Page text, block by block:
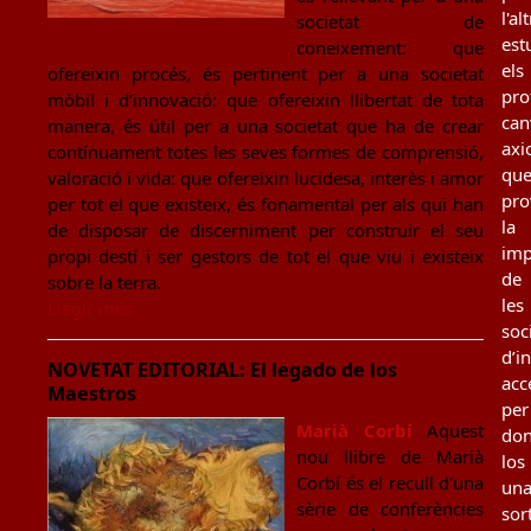
societat de
coneixement: que
ofereixin procés, és pertinent per a una societat
mòbil i d’innovació: que ofereixin llibertat de tota
manera, és útil per a una societat que ha de crear
contínuament totes les seves formes de comprensió,
valoració i vida: que ofereixin lucidesa, interès i amor
per tot el que existeix, és fonamental per als qui han
de disposar de discerniment per construir el seu
propi destí i ser gestors de tot el que viu i existeix
sobre la terra.
NOVETAT EDITORIAL: El legado de los
Maestros
Marià CorbíAquest
nou llibre de Marià
Corbí és el recull d'una
sèrie de conferències
els
que
la
de
les
per
los
una